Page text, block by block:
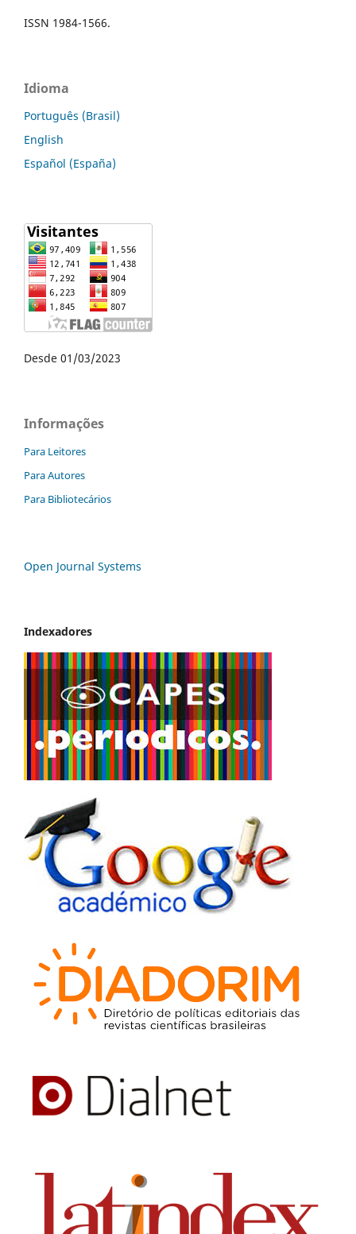
ISSN 1984-1566.
Idioma
Português (Brasil)
English
Español (España)
Desde 01/03/2023
Informações
Para Leitores
Para Autores
Para Bibliotecários
Open Journal Systems
Indexadores